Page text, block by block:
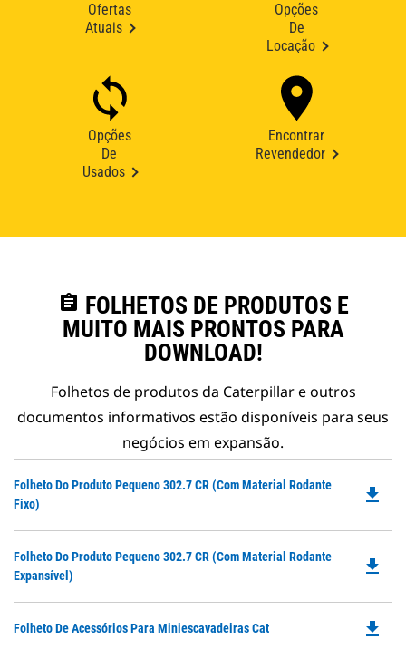
Ofertas
Atuais
Opções
De
Locação
Opções
De
Usados
Encontrar
Revendedor
assignment FOLHETOS DE PRODUTOS E
MUITO MAIS PRONTOS PARA
DOWNLOAD!
Folhetos de produtos da Caterpillar e outros
documentos informativos estão disponíveis para seus
negócios em expansão.
Folheto Do Produto Pequeno 302.7 CR (com Material Rodante
Fixo)
file_download
Folheto Do Produto Pequeno 302.7 CR (com Material Rodante
Expansível)
file_download
Folheto De Acessórios Para Miniescavadeiras Cat file_download